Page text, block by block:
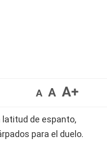
A A A+
latitud de espanto,
para el duelo.